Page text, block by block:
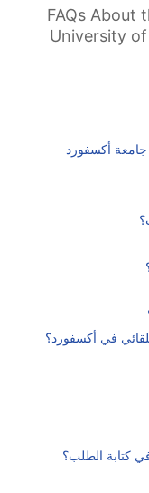
FAQs About
University
أكسفورد
في أكسفورد؟
كتابة الطلب؟